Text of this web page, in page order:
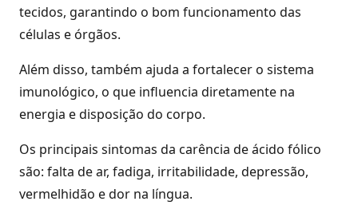
tecidos, garantindo o bom funcionamento das
células e órgãos.
Além disso, também ajuda a fortalecer o sistema
imunológico, o que influencia diretamente na
energia e disposição do corpo.
Os principais sintomas da carência de ácido fólico
são: falta de ar, fadiga, irritabilidade, depressão,
vermelhidão e dor na língua.